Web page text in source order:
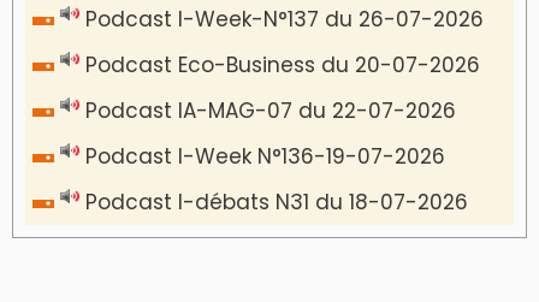
Podcast I-Week-N°137 du 26-07-2026
Podcast Eco-Business du 20-07-2026
Podcast IA-MAG-07 du 22-07-2026
Podcast I-Week N°136-19-07-2026
Podcast I-débats N31 du 18-07-2026